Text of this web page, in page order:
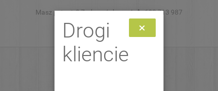
Skip to content
Masz pytanie? Zadzwoń do nas! 693 713 987
Zaloguj Zarejestruj
Drogi
kliencie
×